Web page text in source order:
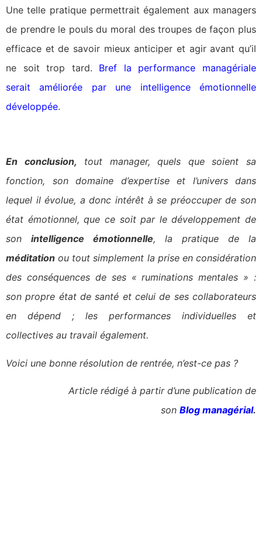
Une telle pratique permettrait également aux managers
de prendre le pouls du moral des troupes de façon plus
efficace et de savoir mieux anticiper et agir avant qu’il
ne soit trop tard. Bref la performance managériale
serait améliorée par une intelligence émotionnelle
développée.
En conclusion, tout manager, quels que soient sa
fonction, son domaine d’expertise et l’univers dans
lequel il évolue, a donc intérêt à se préoccuper de son
état émotionnel, que ce soit par le développement de
son intelligence émotionnelle, la pratique de la
méditation ou tout simplement la prise en considération
des conséquences de ses « ruminations mentales » :
son propre état de santé et celui de ses collaborateurs
en dépend ; les performances individuelles et
collectives au travail également.
Voici une bonne résolution de rentrée, n’est-ce pas ?
Article rédigé à partir d’une publication de
son Blog managérial.